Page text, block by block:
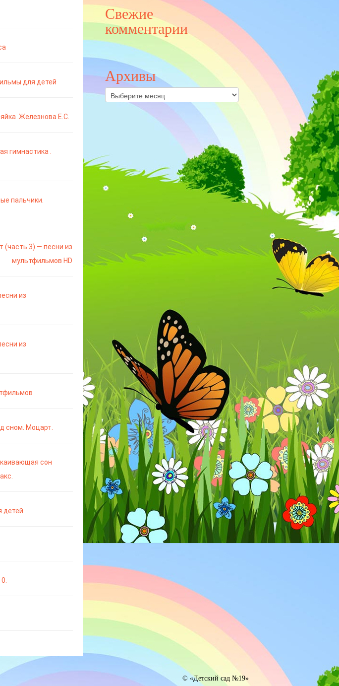
для детей
.Железнова Е.С.
гимнастика .
пальчики.
(часть 3) — песни из
мультфильмов HD
из
из
сном. Моцарт.
сон
детей
Свежие
комментарии
Архивы
Архивы
© «Детский сад №19»